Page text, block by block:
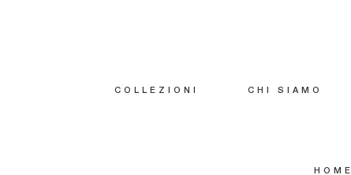
COLLEZIONI CHI SIAMO
HOME